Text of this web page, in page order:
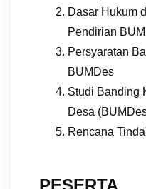
Dasar Hukum
Pendirian
Persyaratan
BUMDes
Studi Banding
Desa
Rencana
PESERTA